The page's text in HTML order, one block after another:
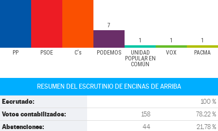
PP PSOE C's PODEMOS
UNIDAD
POPULAR EN
COMÚN
VOX PACMA
7
1 1 1
RESUMEN DEL ESCRUTINIO DE ENCINAS DE ARRIBA
Escrutado: 100 %
Votos contabilizados: 158 78,22 %
Abstenciones: 44 21,78 %